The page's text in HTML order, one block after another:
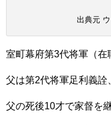
出典元
室町幕府第3代将軍（在
父は第2代将軍足利義詮
父の死後10才で家督を